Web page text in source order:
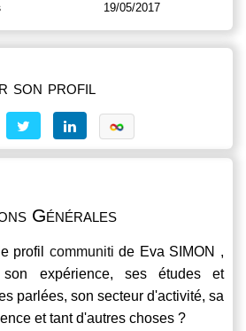
19/05/2017
son profil
Générales
profil communiti de Eva SIMON ,
son expérience, ses études et
parlées, son secteur d'activité, sa
et tant d'autres choses ?